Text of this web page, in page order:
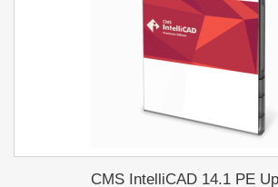
CMS IntelliCAD 14.1 PE